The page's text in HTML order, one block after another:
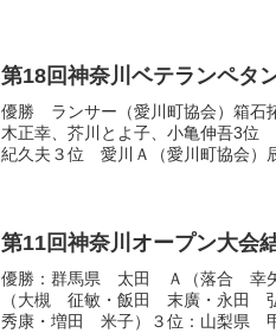
第18回神奈川ベテランペタ
優勝 ランサー（愛川町協会）箱石
木正幸、芥川とよ子、小亀伸吾3
紀久夫３位 愛川Ａ（愛川町協会）
第11回神奈川オープン大会
優勝：群馬県 太田 Ａ（落合 幸
（大槻 征敏・飯田 末廣・永田
秀康・増田 米子）３位：山梨県